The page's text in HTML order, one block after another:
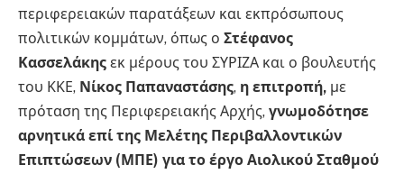
περιφερειακών παρατάξεων και εκπρόσωπους
πολιτικών κομμάτων, όπως ο Στέφανος
Κασσελάκης εκ μέρους του ΣΥΡΙΖΑ και ο βουλευτής
του ΚΚΕ, Νίκος Παπαναστάσης, η επιτροπή, με
πρόταση της Περιφερειακής Αρχής, γνωμοδότησε
αρνητικά επί της Μελέτης Περιβαλλοντικών
Επιπτώσεων (ΜΠΕ) για το έργο Αιολικού Σταθμού